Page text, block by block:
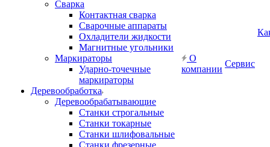
Сварка
Контактная сварка
Сварочные аппараты
Охладители жидкости
Магнитные угольники
Маркираторы
Ударно-точечные
маркираторы
Деревообработка
Деревообрабатывающие
Станки строгальные
Станки токарные
Станки шлифовальные
Станки фрезерные
О
компании
Сервис